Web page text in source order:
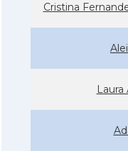
Cristina
Laura